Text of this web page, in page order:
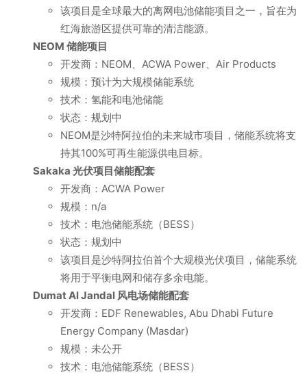
该项目是全球最大的离网电池储能项目之一，旨在为
红海旅游区提供可靠的清洁能源。
NEOM 储能项目
开发商：NEOM、ACWA Power、Air Products
规模：预计为大规模储能系统
技术：氢能和电池储能
状态：规划中
NEOM是沙特阿拉伯的未来城市项目，储能系统将支
持其100%可再生能源供电目标。
Sakaka 光伏项目储能配套
开发商：ACWA Power
规模：n/a
技术：电池储能系统（BESS）
状态：规划中
该项目是沙特阿拉伯首个大规模光伏项目，储能系统
将用于平衡电网和储存多余电能。
Dumat Al Jandal 风电场储能配套
开发商：EDF Renewables, Abu Dhabi Future
Energy Company (Masdar)
规模：未公开
技术：电池储能系统（BESS）